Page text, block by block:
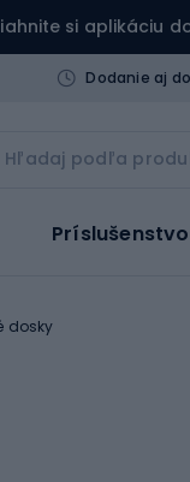
si aplikáciu
Dodanie aj
Príslušenstvo
dosky